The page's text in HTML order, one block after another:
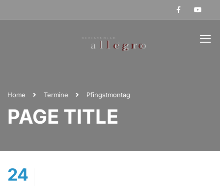
Home Termine Pfingstmontag
PAGE TITLE
24